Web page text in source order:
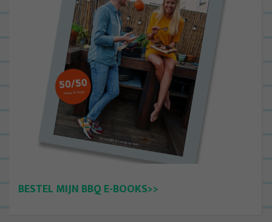
BESTEL MIJN BBQ E-BOOKS>>